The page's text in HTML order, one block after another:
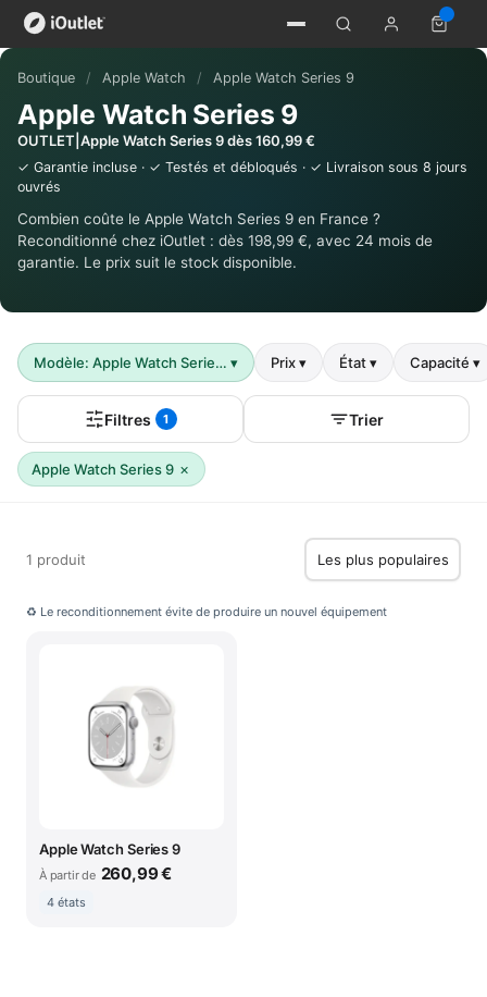
Boutique / Apple Watch / Apple Watch Series 9
Apple Watch Series 9
OUTLET|Apple Watch Series 9 dès 160,99 €
✓ Garantie incluse · ✓ Testés et débloqués · ✓ Livraison sous 8 jours
ouvrés
Combien coûte le Apple Watch Series 9 en France ?
Reconditionné chez iOutlet : dès 198,99 €, avec 24 mois de
garantie. Le prix suit le stock disponible.
Modèle: Apple Watch Serie… ▾ Prix▾ État▾ Capacité ▾
Filtres 1 Trier
Apple Watch Series 9 ×
1 produit
♻ Le reconditionnement évite de produire un nouvel équipement
Apple Watch Series 9
À partir de 260,99 €
4 états